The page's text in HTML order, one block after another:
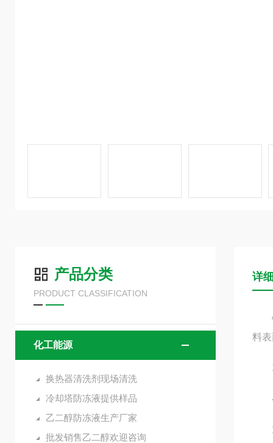
产品分类
PRODUCT CLASSIFICATION
化工能源
换热器清洗剂现场清洗
冷却塔防冻液提供样品
乙二醇防冻液生产厂家
批发销售乙二醇欢迎咨询
详
铁
料
1
小
大